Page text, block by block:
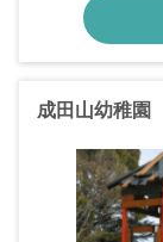
成田山幼稚園